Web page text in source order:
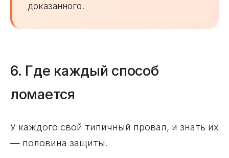
доказанного.
6. Где каждый способ
ломается
У каждого свой типичный провал, и знать их
— половина защиты.